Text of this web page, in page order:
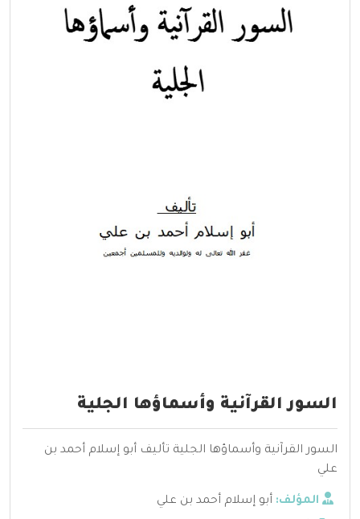
السور القرآنية وأسماؤها الجلية
السور القرآنية وأسماؤها الجلية تأليف أبو إسلام أحمد بن
علي
المؤلف: أبو إسلام أحمد بن علي